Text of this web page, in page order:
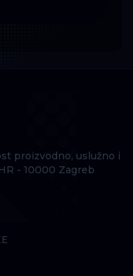
proizvodno, uslužno i
- 10000 Zagreb